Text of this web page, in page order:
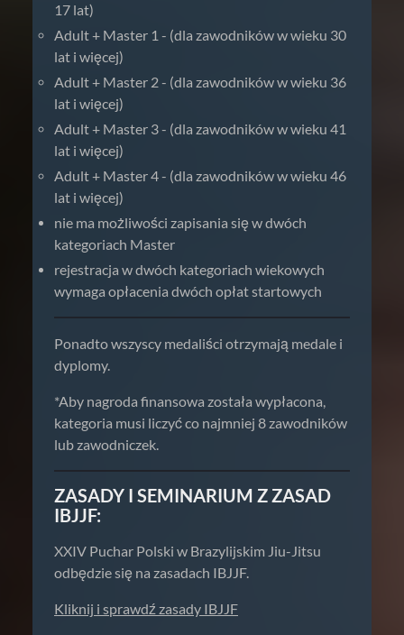
17 lat)
Adult + Master 1 - (dla zawodników w wieku 30
lat i więcej)
Adult + Master 2 - (dla zawodników w wieku 36
lat i więcej)
Adult + Master 3 - (dla zawodników w wieku 41
lat i więcej)
Adult + Master 4 - (dla zawodników w wieku 46
lat i więcej)
nie ma możliwości zapisania się w dwóch
kategoriach Master
rejestracja w dwóch kategoriach wiekowych
wymaga opłacenia dwóch opłat startowych
Ponadto wszyscy medaliści otrzymają medale i
dyplomy.
*Aby nagroda finansowa została wypłacona,
kategoria musi liczyć co najmniej 8 zawodników
lub zawodniczek.
ZASADY I SEMINARIUM Z ZASAD
IBJJF:
XXIV Puchar Polski w Brazylijskim Jiu-Jitsu
odbędzie się na zasadach IBJJF.
Kliknij i sprawdź zasady IBJJF